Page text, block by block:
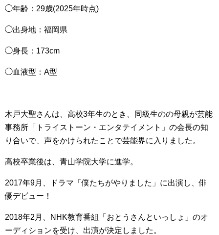
◯年齢：29歳(2025年時点)
◯出身地：福岡県
◯身長：173cm
◯血液型：A型
木戸大聖さんは、高校3年生のとき、同級生のの母親が芸能
事務所「トライストーン・エンタテイメント」の会長の知
り合いで、声をかけられたことで芸能界に入りました。
高校卒業後は、青山学院大学に進学。
2017年9月、ドラマ「僕たちがやりました」に出演し、俳
優デビュー！
2018年2月、NHK教育番組「おとうさんといっしょ」のオ
ーディションを受け、出演が決定しました。